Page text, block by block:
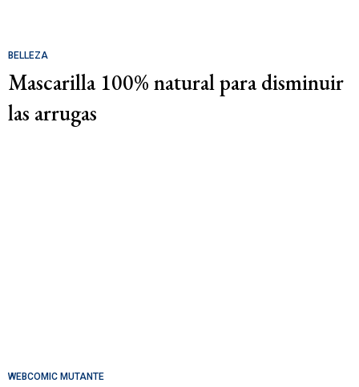
BELLEZA
Mascarilla 100% natural para disminuir
las arrugas
WEBCOMIC MUTANTE